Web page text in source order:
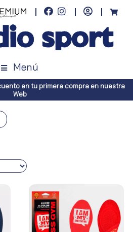
Menú
en tu primera compra en nuestra
Web